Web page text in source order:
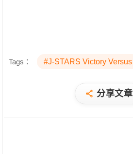
Tags： #J-STARS Victory Versus
分享文章